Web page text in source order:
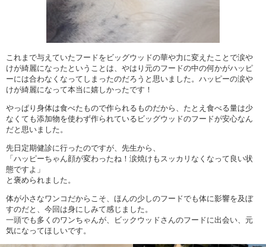
これまで与えていたフードをビッグウッドの華や力に変えたことで涙や
けが綺麗になったということは、やはり元のフードの中の何かがハッピ
ーには合わなくなってしまったのだろうと思いました。ハッピーの涙や
けが綺麗になって本当に嬉しかったです！
やっぱり身体は食べたもので作られるものだから、たとえ食べる量は少
なくても添加物を使わず作られているビッグウッドのフードが安心なん
だと思いました。
先日定期健診に行ったのですが、先生から、
「ハッピーちゃん顔が変わったね！涙焼けもスッカリなくなって良い状
態ですよ」
と褒められました。
体が小さなワンコだからこそ、ほんの少しのフードでも体に影響を及ぼ
すのだと、今回は身にしみて感じました。
一頭でも多くのワンちゃんが、ビックウッドさんのフードに出会い、元
気になってほしいです。